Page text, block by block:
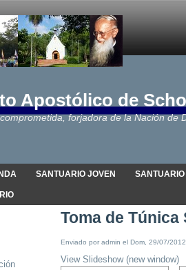
Apostólico de
forjadora de la Nación de
SANTUARIO JOVEN
Toma de Túnica
Enviado por admin el Dom, 29/07/
View Slideshow (new window)